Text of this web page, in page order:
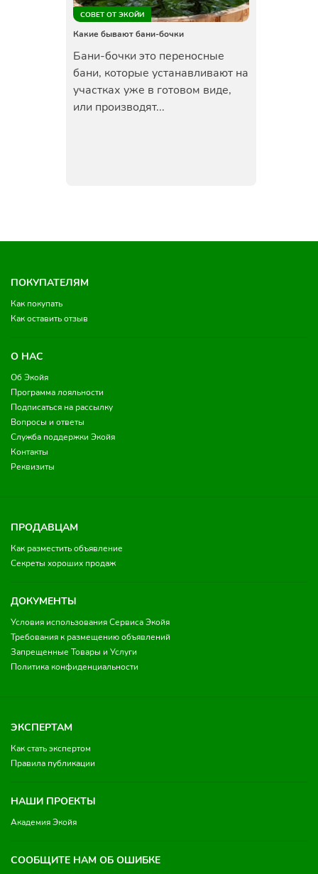
СОВЕТ ОТ ЭКОЙИ
Какие бывают бани-бочки
Бани-бочки это переносные
бани, которые устанавливают на
участках уже в готовом виде,
или производят...
ПОКУПАТЕЛЯМ
Как покупать
Как оставить отзыв
О НАС
Об Экойя
Программа лояльности
Подписаться на рассылку
Вопросы и ответы
Служба поддержки Экойя
Контакты
Реквизиты
ПРОДАВЦАМ
Как разместить объявление
Секреты хороших продаж
ДОКУМЕНТЫ
Условия использования Сервиса Экойя
Требования к размещению объявлений
Запрещенные Товары и Услуги
Политика конфиденциальности
ЭКСПЕРТАМ
Как стать экспертом
Правила публикации
НАШИ ПРОЕКТЫ
Академия Экойя
СООБЩИТЕ НАМ ОБ ОШИБКЕ